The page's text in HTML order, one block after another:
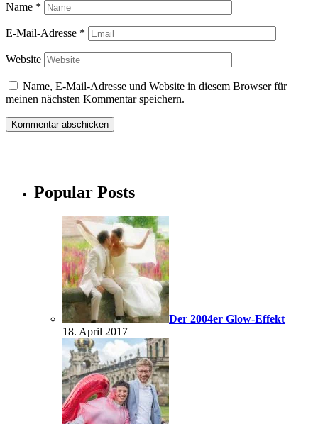
Name *
E-Mail-Adresse *
Website
Name, E-Mail-Adresse und Website in diesem Browser für
meinen nächsten Kommentar speichern.
Popular Posts
Der 2004er Glow-Effekt
18. April 2017